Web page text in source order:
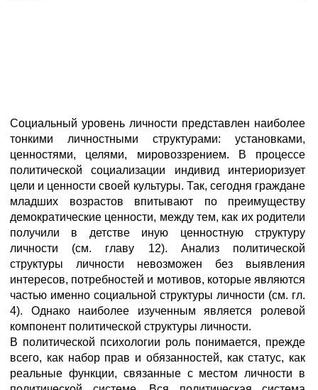
Социальный уровень личности представлен наиболее
тонкими личностными структурами: установками,
ценностями, целями, мировоззрением. В процессе
политической социализации индивид интериоризует
цели и ценности своей культуры. Так, сегодня граждане
младших возрастов впитывают по преимуществу
демократические ценности, между тем, как их родители
получили в детстве иную ценностную структуру
личности (см. главу 12). Анализ политической
структуры личности невозможен без выявления
интересов, потребностей и мотивов, которые являются
частью именно социальной структуры личности (см. гл.
4). Однако наиболее изученным является ролевой
компонент политической структуры личности.
В политической психологии роль понимается, прежде
всего, как набор прав и обязанностей, как статус, как
реальные функции, связанные с местом личности в